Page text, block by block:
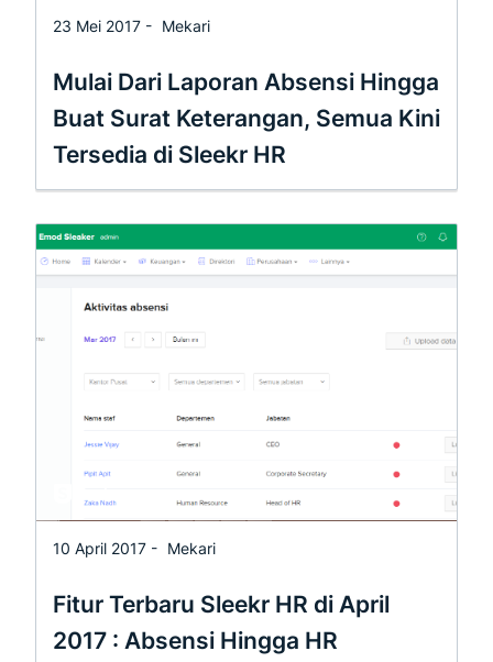
23 Mei 2017 - Mekari
Mulai Dari Laporan Absensi Hingga
Buat Surat Keterangan, Semua Kini
Tersedia di Sleekr HR
10 April 2017 - Mekari
Fitur Terbaru Sleekr HR di April
2017 : Absensi Hingga HR